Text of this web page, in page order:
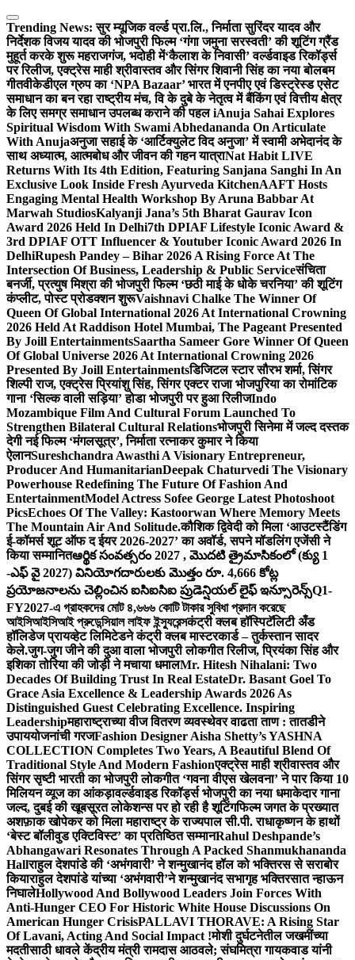
Skip
to
content
Trending News: सुर म्यूजिक वर्ल्ड प्रा.लि., निर्माता सुरिंदर यादव और
निर्देशक विजय यादव की भोजपुरी फिल्म ‘गंगा जमुना सरस्वती’ की शूटिंग ग्रैंड
मुहूर्त करके शुरू महराजगंज, भदोही में‘कैलाश के निवासी’ वर्ल्डवाइड रिकॉर्ड्स
पर रिलीज, एक्ट्रेस माही श्रीवास्तव और सिंगर शिवानी सिंह का नया बोलबम
गीतवीकेडीएल ग्रुप का ‘NPA Bazaar’ भारत में एनपीए एवं डिस्ट्रेस्ड एसेट
समाधान का बन रहा राष्ट्रीय मंच, वि के दुबे के नेतृत्व में बैंकिंग एवं वित्तीय क्षेत्र
के लिए समग्र समाधान उपलब्ध कराने की पहल iAnuja Sahai Explores
Spiritual Wisdom With Swami Abhedananda On Articulate
With Anujaअनुजा सहाई के ‘आर्टिक्युलेट विद अनुजा’ में स्वामी अभेदानंद के
साथ अध्यात्म, आत्मबोध और जीवन की गहन यात्राNat Habit LIVE
Returns With Its 4th Edition, Featuring Sanjana Sanghi In An
Exclusive Look Inside Fresh Ayurveda KitchenAAFT Hosts
Engaging Mental Health Workshop By Aruna Babbar At
Marwah StudiosKalyanji Jana’s 5th Bharat Gaurav Icon
Award 2026 Held In Delhi7th DPIAF Lifestyle Iconic Award &
3rd DPIAF OTT Influencer & Youtuber Iconic Award 2026 In
DelhiRupesh Pandey – Bihar 2026 A Rising Force At The
Intersection Of Business, Leadership & Public Serviceसंचिता
बनर्जी, प्रत्युष मिश्रा की भोजपुरी फिल्म ‘छठी माई के धोके चरनिया’ की शूटिंग
कंप्लीट, पोस्ट प्रोडक्शन शुरूVaishnavi Chalke The Winner Of
Queen Of Global International 2026 At International Crowning
2026 Held At Raddison Hotel Mumbai, The Pageant Presented
By Joill EntertainmentsSaartha Sameer Gore Winner Of Queen
Of Global Universe 2026 At International Crowning 2026
Presented By Joill Entertainmentsडिजिटल स्टार सौरभ शर्मा, सिंगर
शिल्पी राज, एक्ट्रेस प्रियांशु सिंह, सिंगर एक्टर राजा भोजपुरिया का रोमांटिक
गाना ‘सिल्क वाली सड़िया’ होडा भोजपुरी पर हुआ रिलीजIndo
Mozambique Film And Cultural Forum Launched To
Strengthen Bilateral Cultural Relationsभोजपुरी सिनेमा में जल्द दस्तक
देगी नई फिल्म ‘मंगलसूत्र’, निर्माता रत्नाकर कुमार ने किया
ऐलानSureshchandra Awasthi A Visionary Entrepreneur,
Producer And HumanitarianDeepak Chaturvedi The Visionary
Powerhouse Redefining The Future Of Fashion And
EntertainmentModel Actress Sofee George Latest Photoshoot
PicsEchoes Of The Valley: Kastoorwan Where Memory Meets
The Mountain Air And Solitude.कौशिक द्विवेदी को मिला ‘आउटस्टैंडिंग
ई-कॉमर्स शूट ऑफ द ईयर 2026-2027’ का अवॉर्ड, सपने मॉडलिंग एजेंसी ने
किया सम्मानितఆర్థిక సంవత్సరం 2027 , మొదటి త్రైమాసికంలో (క్యు 1
-ఎఫ్ వై 2027) వినియోగదారులకు మొత్తం రూ. 4,666 కోట్ల
ప్రయోజనాలను చెల్లించిన ఐసిఐసిఐ ప్రుడెన్షియల్ లైఫ్ ఇన్సూరెన్స్Q1-
FY2027-এ গ্রাহকদের মোট ৪,৬৬৬ কোটি টাকার সুবিধা প্রদান করেছে
আইসিআইসিআই প্রুডেন্সিয়াল লাইফ ইন্স্যুরেন্সकंट्री क्लब हॉस्पिटॅलिटी अँड
हॉलिडेज प्रायव्हेट लिमिटेडने कंट्री क्लब मास्टरकार्ड – तुर्कस्तान सादर
केले.जुग-जुग जीने की दुआ वाला भोजपुरी लोकगीत रिलीज, प्रियंका सिंह और
इशिका तोरिया की जोड़ी ने मचाया धमालMr. Hitesh Nihalani: Two
Decades Of Building Trust In Real EstateDr. Basant Goel To
Grace Asia Excellence & Leadership Awards 2026 As
Distinguished Guest Celebrating Excellence. Inspiring
Leadershipमहाराष्ट्राच्या वीज वितरण व्यवस्थेवर वाढता ताण : तातडीने
उपाययोजनांची गरजFashion Designer Aisha Shetty’s YASHNA
COLLECTION Completes Two Years, A Beautiful Blend Of
Traditional Style And Modern Fashionएक्ट्रेस माही श्रीवास्तव और
सिंगर सृष्टी भारती का भोजपुरी लोकगीत ‘गवना वीएस खेलवना’ ने पार किया 10
मिलियन व्यूज का आंकड़ावर्ल्डवाइड रिकॉर्ड्स भोजपुरी का नया धमाकेदार गाना
जल्द, दुबई की खूबसूरत लोकेशन्स पर हो रही है शूटिंगफिल्म जगत के प्रख्यात
अशफ़ाक खोपेकर को मिला महाराष्ट्र के राज्यपाल सी.पी. राधाकृष्णन के हाथों
‘बेस्ट बॉलीवुड एक्टिविस्ट’ का प्रतिष्ठित सम्मानRahul Deshpande’s
Abhangawari Resonates Through A Packed Shanmukhananda
Hallराहुल देशपांडे की ‘अभंगवारी’ ने शन्मुखानंद हॉल को भक्तिरस से सराबोर
कियाराहुल देशपांडे यांच्या ‘अभंगवारी’ने शन्मुखानंद सभागृह भक्तिरसात न्हाऊन
निघालेHollywood And Bollywood Leaders Join Forces With
Anti-Hunger CEO For Historic White House Discussions On
American Hunger CrisisPALLAVI THORAVE: A Rising Star
Of Lavani, Acting And Social Impact !मोशी दुर्घटनेतील जखमींच्या
मदतीसाठी धावले केंद्रीय मंत्री रामदास आठवले; संघमित्रा गायकवाड यांनी